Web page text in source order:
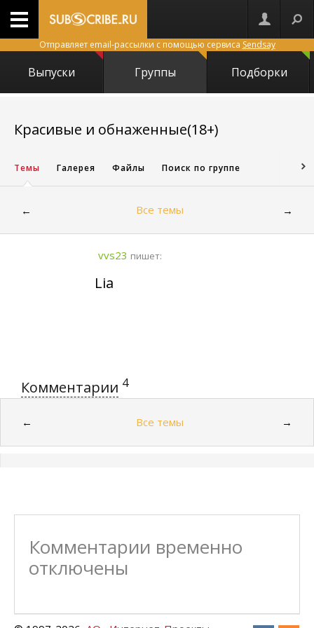
Отправляет email-рассылки с помощью сервиса Sendsay
Выпуски Группы Подборки
Красивые и обнаженные(18+)
Темы Галерея Файлы Поиск по группе
← Все темы →
vvs23 пишет:
Lia
Комментарии 4
← Все темы →
Комментарии временно
отключены